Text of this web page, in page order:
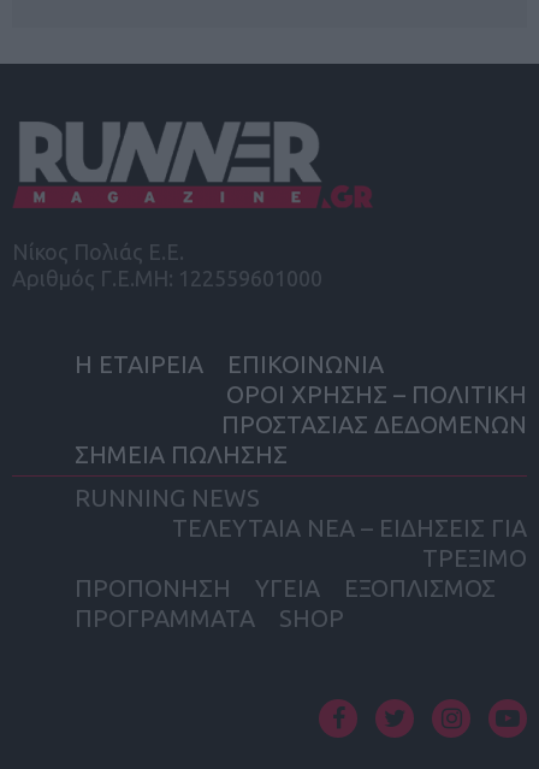
Νίκος Πολιάς Ε.Ε.
Αριθμός Γ.Ε.ΜΗ: 122559601000
Η ΕΤΑΙΡΕΙΑ
ΕΠΙΚΟΙΝΩΝΙΑ
ΟΡΟΙ ΧΡΗΣΗΣ – ΠΟΛΙΤΙΚΗ
ΠΡΟΣΤΑΣΙΑΣ ΔΕΔΟΜΕΝΩΝ
ΣΗΜΕΙΑ ΠΩΛΗΣΗΣ
RUNNING NEWS
ΤΕΛΕΥΤΑΙΑ ΝΕΑ – ΕΙΔΗΣΕΙΣ ΓΙΑ
ΤΡΕΞΙΜΟ
ΠΡΟΠΟΝΗΣΗ
ΥΓΕΙΑ
ΕΞΟΠΛΙΣΜΟΣ
ΠΡΟΓΡΑΜΜΑΤΑ
SHOP